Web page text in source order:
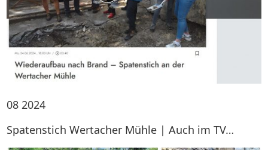
08 2024
Spatenstich Wertacher Mühle | Auch im TV…